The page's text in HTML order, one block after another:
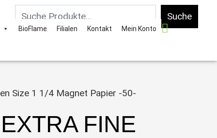
Suche
BioFlame Filialen Kontakt Mein Konto
Size 1 1/4 Magnet Papier -50-
FINE